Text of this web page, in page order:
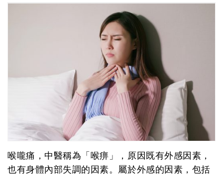
喉嚨痛，中醫稱為「喉痹」，原因既有外感因素，
也有身體內部失調的因素。屬於外感的因素，包括